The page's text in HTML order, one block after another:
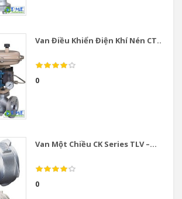
Van Điều Khiển Điện Khí Nén CT...
0
Van Một Chiều CK Series TLV –...
0